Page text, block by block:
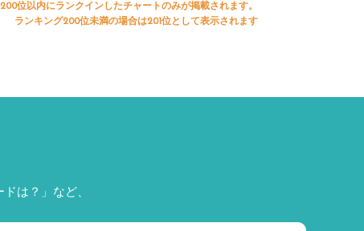
位以内にランクインしたチャートのみが掲載されます。
ランキング200位未満の場合は201位として表示されます
は？」など、